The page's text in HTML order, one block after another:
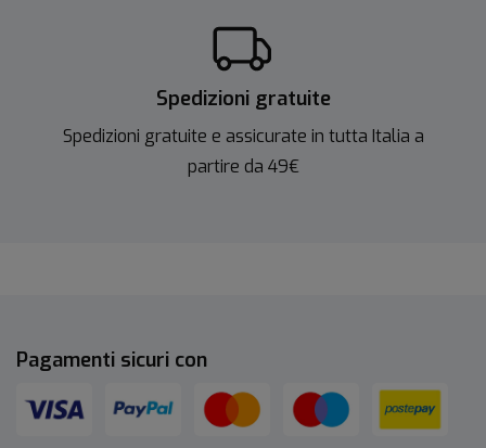
Spedizioni gratuite
Spedizioni gratuite e assicurate in tutta Italia a
partire da 49€
Pagamenti sicuri con